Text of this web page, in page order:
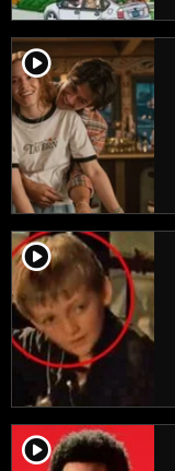
player2
player2
player2